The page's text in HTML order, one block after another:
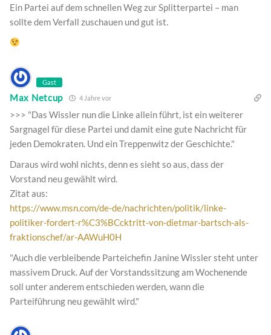
Ein Partei auf dem schnellen Weg zur Splitterpartei – man
sollte dem Verfall zuschauen und gut ist.
Gast
Max Netcup 4 Jahre vor
>>> "Das Wissler nun die Linke allein führt, ist ein weiterer
Sargnagel für diese Partei und damit eine gute Nachricht für
jeden Demokraten. Und ein Treppenwitz der Geschichte."
Daraus wird wohl nichts, denn es sieht so aus, dass der
Vorstand neu gewählt wird.
Zitat aus:
https://www.msn.com/de-de/nachrichten/politik/linke-
politiker-fordert-r%C3%BCcktritt-von-dietmar-bartsch-als-
fraktionschef/ar-AAWuH0H
"Auch die verbleibende Parteichefin Janine Wissler steht unter
massivem Druck. Auf der Vorstandssitzung am Wochenende
soll unter anderem entschieden werden, wann die
Parteiführung neu gewählt wird."